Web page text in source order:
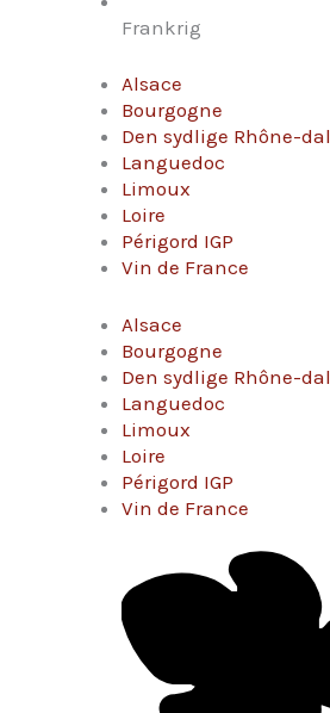
Frankrig
Alsace
Bourgogne
Den sydlige Rhône-dal
Languedoc
Limoux
Loire
Périgord IGP
Vin de France
Alsace
Bourgogne
Den sydlige Rhône-dal
Languedoc
Limoux
Loire
Périgord IGP
Vin de France